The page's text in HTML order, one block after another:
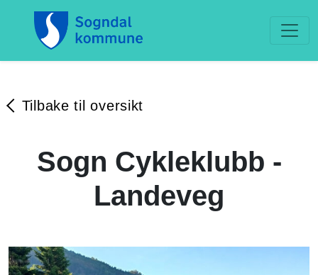
Tilbake til oversikt
Sogn Cykleklubb -
Landeveg